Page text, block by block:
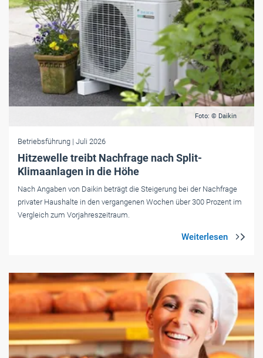
Foto: © Daikin
Betriebsführung | Juli 2026
Hitzewelle treibt Nachfrage nach Split-
Klimaanlagen in die Höhe
Nach Angaben von Daikin beträgt die Steigerung bei der Nachfrage
privater Haushalte in den vergangenen Wochen über 300 Prozent im
Vergleich zum Vorjahreszeitraum.